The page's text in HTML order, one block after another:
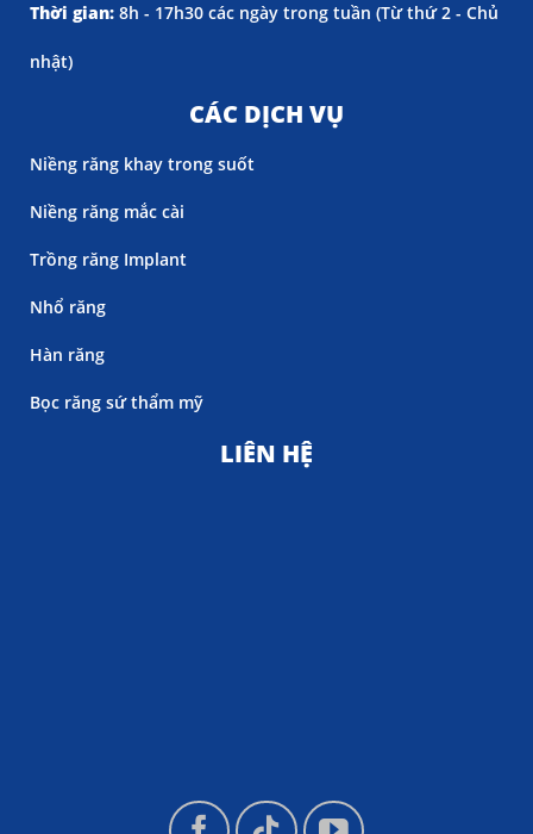
Thời gian: 8h - 17h30 các ngày trong tuần (Từ thứ 2 - Chủ
nhật)
CÁC DỊCH VỤ
Niềng răng khay trong suốt
Niềng răng mắc cài
Trồng răng Implant
Nhổ răng
Hàn răng
Bọc răng sứ thẩm mỹ
LIÊN HỆ